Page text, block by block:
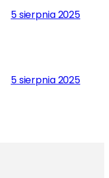
5 sierpnia 2025
5 sierpnia 2025